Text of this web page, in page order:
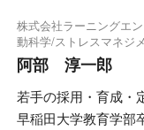
株式会社ラーニングエ
動科学/ストレスマネ
阿部 淳一郎
若手の採用・育成・
早稲田大学教育学部